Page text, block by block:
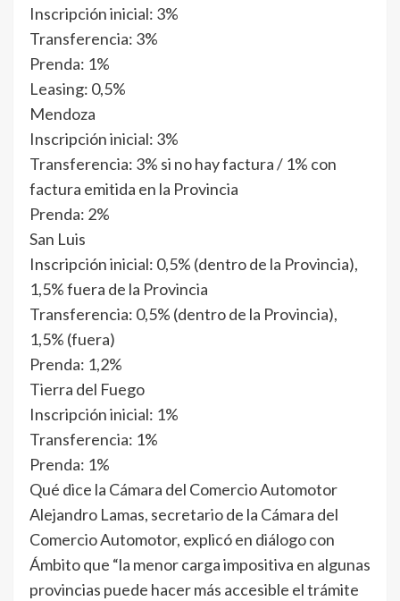
Inscripción inicial: 3%
Transferencia: 3%
Prenda: 1%
Leasing: 0,5%
Mendoza
Inscripción inicial: 3%
Transferencia: 3% si no hay factura / 1% con
factura emitida en la Provincia
Prenda: 2%
San Luis
Inscripción inicial: 0,5% (dentro de la Provincia),
1,5% fuera de la Provincia
Transferencia: 0,5% (dentro de la Provincia),
1,5% (fuera)
Prenda: 1,2%
Tierra del Fuego
Inscripción inicial: 1%
Transferencia: 1%
Prenda: 1%
Qué dice la Cámara del Comercio Automotor
Alejandro Lamas, secretario de la Cámara del
Comercio Automotor, explicó en diálogo con
Ámbito que “la menor carga impositiva en algunas
provincias puede hacer más accesible el trámite